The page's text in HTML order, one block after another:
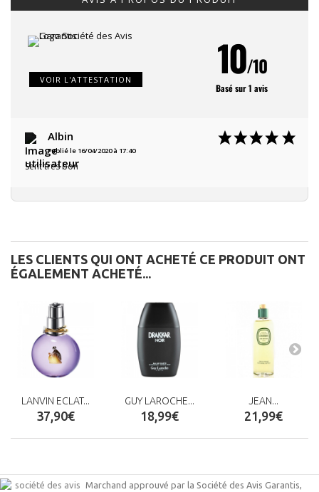
VOIR L'ATTESTATION 10/10
Basé sur 1 avis
Albin
Publié le 16/04/2020 à 17:40
Sent tres bon
LES CLIENTS QUI ONT ACHETÉ CE PRODUIT ONT
ÉGALEMENT ACHETÉ...
LANVIN ECLAT...
37,90€
GUY LAROCHE...
18,99€
JEAN...
21,99€
Marchand approuvé par la Société des Avis Garantis,